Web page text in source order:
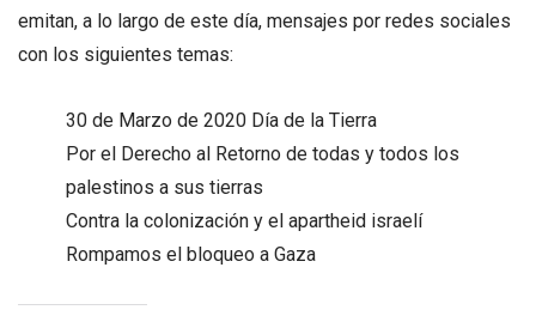
emitan, a lo largo de este día, mensajes por redes sociales
con los siguientes temas:
30 de Marzo de 2020 Día de la Tierra
Por el Derecho al Retorno de todas y todos los
palestinos a sus tierras
Contra la colonización y el apartheid israelí
Rompamos el bloqueo a Gaza